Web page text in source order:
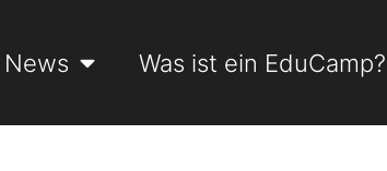
News Was ist ein EduCamp?